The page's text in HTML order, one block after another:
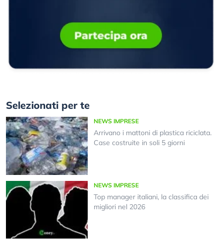
Selezionati per te
NEWS IMPRESE
Arrivano i mattoni di plastica riciclata.
Case costruite in soli 5 giorni
NEWS IMPRESE
Top manager italiani, la classifica dei
migliori nel 2026